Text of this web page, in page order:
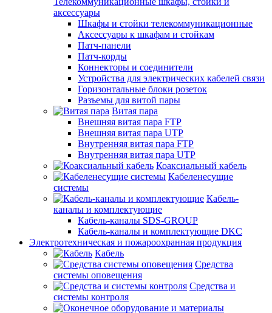
аксессуары
Шкафы и стойки телекоммуникационные
Аксессуары к шкафам и стойкам
Патч-панели
Патч-корды
Коннекторы и соединители
Устройства для электрических кабелей связи
Горизонтальные блоки розеток
Разъемы для витой пары
Витая пара
Внешняя витая пара FTP
Внешняя витая пара UTP
Внутренняя витая пара FTP
Внутренняя витая пара UTP
Коаксиальный кабель
Кабеленесущие
системы
Кабель-
каналы и комплектующие
Кабель-каналы SDS-GROUP
Кабель-каналы и комплектующие DKC
Электротехническая и пожароохранная продукция
Кабель
Средства
системы оповещения
Средства и
системы контроля